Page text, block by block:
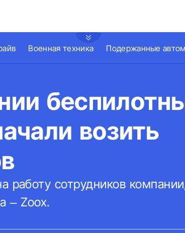
Военная техника Подержанные
возить
работу сотрудников
– Zoox.